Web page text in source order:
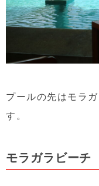
プールの先はモラ
す。
モラガラビーチ